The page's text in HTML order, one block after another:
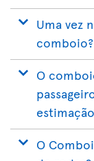
Uma vez
comboio?
O
O